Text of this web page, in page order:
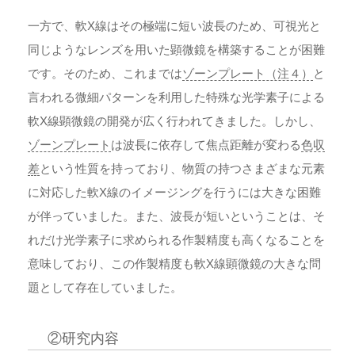
一方で、軟X線はその極端に短い波長のため、可視光と
同じようなレンズを用いた顕微鏡を構築することが困難
です。そのため、これまではゾーンプレート（注４）
と
言われる微細パターンを利用した特殊な光学素子による
軟X線顕微鏡の開発が広く行われてきました。しかし、
ゾーンプレート は波長に依存して焦点距離が変わる色収
差という性質を持っており、物質の持つさまざまな元素
に対応した軟X線のイメージングを行うには大きな困難
が伴っていました。また、波長が短いということは、そ
れだけ光学素子に求められる作製精度も高くなることを
意味しており、この作製精度も軟X線顕微鏡の大きな問
題として存在していました。
②研究内容